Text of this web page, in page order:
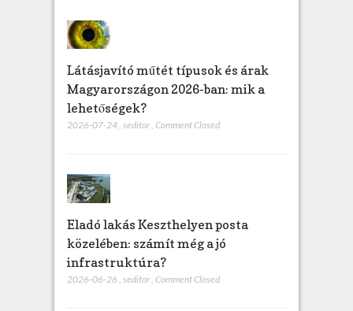
Látásjavító műtét típusok és árak
Magyarországon 2026-ban: mik a
lehetőségek?
2026-07-24, seditor, Comment Closed
Eladó lakás Keszthelyen posta
közelében: számít még a jó
infrastruktúra?
2026-06-26 seditor Comment Closed